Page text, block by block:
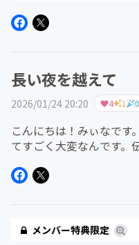
長い夜を越えて
2026/01/24 20:20 4 1 0
こんにちは！みぃなです
てすごく大変なんです。
ぶたびに、何度も何度も
メンバー特典限定